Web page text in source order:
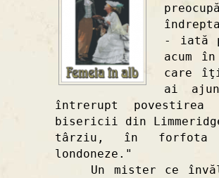
- iată
acum
care
ai
întrerupt
bisericii din
târziu, în
londoneze."
Un mister ce